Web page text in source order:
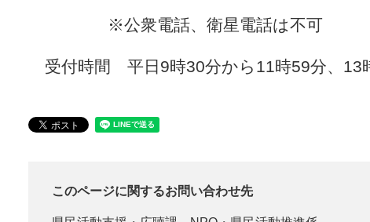
※公衆電話、衛星電話は不可
受付時間 平日9時30分から11時59分、13
このページに関するお問い合わせ先